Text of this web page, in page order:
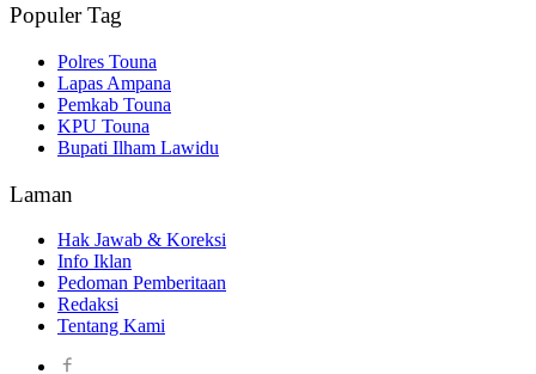
Populer Tag
Polres Touna
Lapas Ampana
Pemkab Touna
KPU Touna
Bupati Ilham Lawidu
Laman
Hak Jawab & Koreksi
Info Iklan
Pedoman Pemberitaan
Redaksi
Tentang Kami